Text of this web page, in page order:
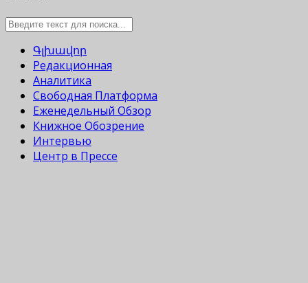
Գլխավոր
Редакционная
Аналитика
Свободная Платформа
Еженедельный Обзор
Книжное Обозрение
Интервью
Центр в Прессе